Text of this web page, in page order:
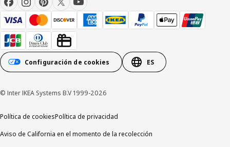
Configuración de cookies ES
© Inter IKEA Systems B.V 1999-2026
Política de cookiesPolítica de privacidad
Aviso de California en el momento de la recolección